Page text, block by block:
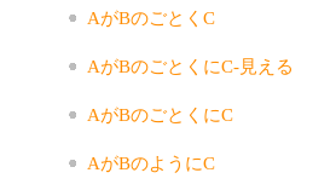
AがBのごとくC
AがBのごとくにC-見える
AがBのごとくにC
AがBのようにC